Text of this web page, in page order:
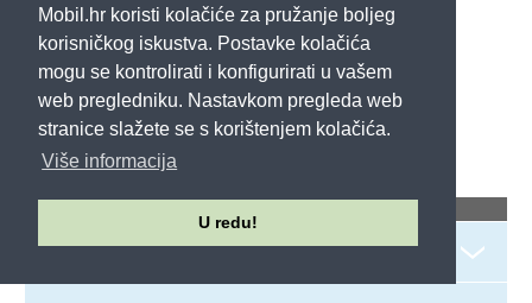
Mobil.hr koristi kolačiće za pružanje boljeg
korisničkog iskustva. Postavke kolačića
mogu se kontrolirati i konfigurirati u vašem
web pregledniku. Nastavkom pregleda web
stranice slažete se s korištenjem kolačića.
Više informacija
U redu!